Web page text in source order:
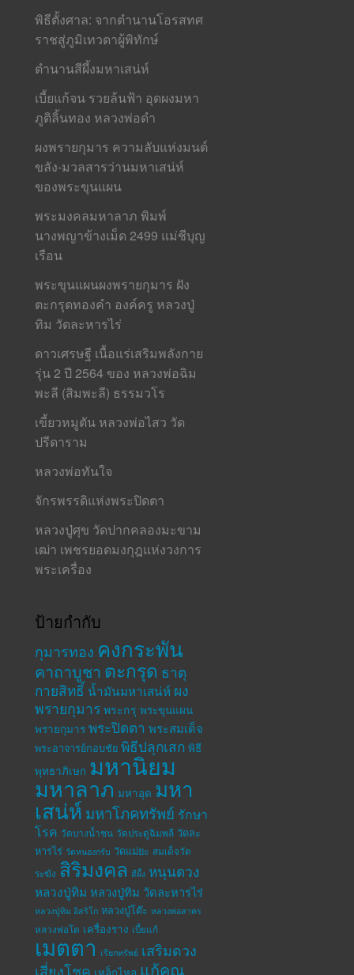
พิธีตั้งศาล: จากตำนานโอรสทศ
ราชสู่ภูมิเทวดาผู้พิทักษ์
ตำนานสีผึ้งมหาเสน่ห์
เบี้ยแก้จน รวยล้นฟ้า อุดผงมหา
ภูติลิ้นทอง หลวงพ่อดำ
ผงพรายกุมาร ความลับแห่งมนต์
ขลัง-มวลสารว่านมหาเสน่ห์
ของพระขุนแผน
พระมงคลมหาลาภ พิมพ์
นางพญาข้างเม็ด 2499 แม่ชีบุญ
เรือน
พระขุนแผนผงพรายกุมาร ฝัง
ตะกรุดทองคำ องค์ครู หลวงปู่
ทิม วัดละหารไร่
ดาวเศรษฐี เนื้อแร่เสริมพลังกาย
รุ่น 2 ปี 2564 ของ หลวงพ่อฉิม
พะลี (สิมพะลี) ธรรมวโร
เขี้ยวหมูตัน หลวงพ่อไสว วัด
ปรีดาราม
หลวงพ่อทันใจ
จักรพรรดิแห่งพระปิดตา
หลวงปู่ศุข วัดปากคลองมะขาม
เฒ่า เพชรยอดมงกุฎแห่งวงการ
พระเครื่อง
ป้ายกำกับ
กุมารทอง คงกระพัน
คาถาบูชา ตะกรุด ธาตุ
กายสิทธิ์ น้ำมันมหาเสน่ห์ ผง
พรายกุมาร พระกรุ พระขุนแผน
พรายกุมาร พระปิดตา พระสมเด็จ
พระอาจารย์กอบชัย พิธีปลุกเสก พิธี
พุทธาภิเษก มหานิยม
มหาลาภ มหาอุด มหา
เสน่ห์ มหาโภคทรัพย์ รักษา
โรค วัดบางน้ำชน วัดประดู่ฉิมพลี วัดละ
หารไร่ วัดหนองกรับ วัดแม่ยะ สมเด็จวัด
ระฆัง สิริมงคล สีผึ้ง หนุนดวง
หลวงปู่ทิม หลวงปู่ทิม วัดละหารไร่
หลวงปู่ทิม อิสริโก หลวงปู่โต๊ะ หลวงพ่อสาคร
หลวงพ่อโต เครื่องราง เบี้ยแก้
เมตตา เรียกทรัพย์ เสริมดวง
เสี่ยงโชค
แก้คุณ